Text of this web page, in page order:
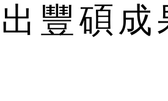
豐碩成